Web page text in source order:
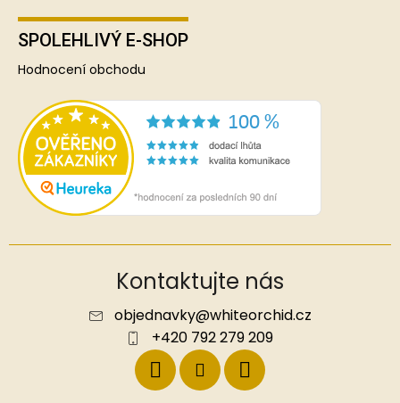
SPOLEHLIVÝ E-SHOP
Hodnocení obchodu
Kontaktujte nás
objednavky@whiteorchid.cz
+420 792 279 209